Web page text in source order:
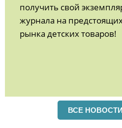
получить свой
журнала на
рынка детских товаров!
ВСЕ